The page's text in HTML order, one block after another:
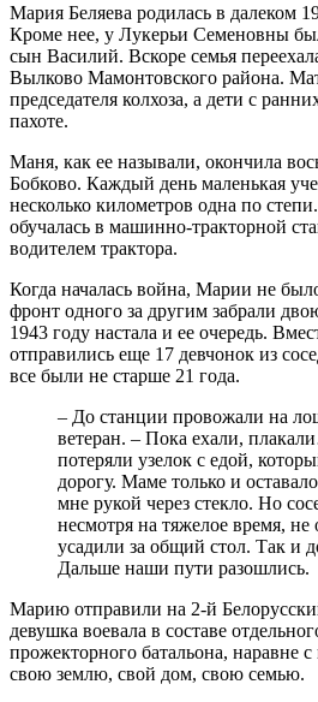
Мария Беляева родилась в далеком
Кроме нее, у Лукерьи Семеновны
сын Василий. Вскоре семья
Вылково Мамонтовского района.
председателя колхоза, а дети с
пахоте.
Маня, как ее называли, окончила
Бобково. Каждый день маленькая
несколько километров одна по
обучалась в машинно-тракторной
водителем трактора.
Когда началась война, Марии не
фронт одного за другим забрали
1943 году настала и ее очередь.
отправились еще 17 девчонок из
все были не старше 21 года.
– До станции провожали на
ветеран. – Пока ехали,
потеряли узелок с едой,
дорогу. Маме только и
мне рукой через стекло. Но
несмотря на тяжелое время, не
усадили за общий стол. Так и
Дальше наши пути разошлись.
Марию отправили на 2-й
девушка воевала в составе
прожекторного батальона, наравне
свою землю, свой дом, свою семью.